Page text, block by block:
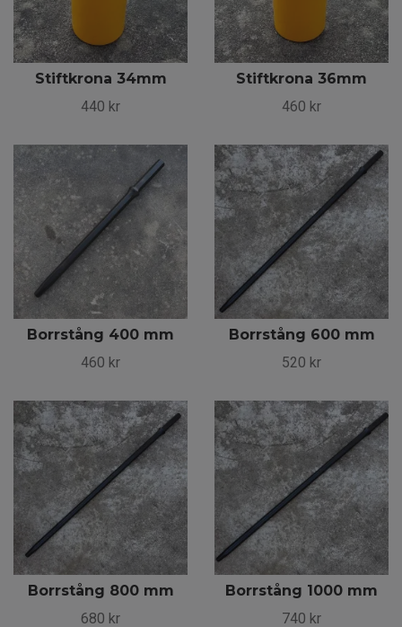
Stiftkrona 34mm
440 kr
Stiftkrona 36mm
460 kr
Borrstång 400 mm
460 kr
Borrstång 600 mm
520 kr
Borrstång 800 mm
680 kr
Borrstång 1000 mm
740 kr